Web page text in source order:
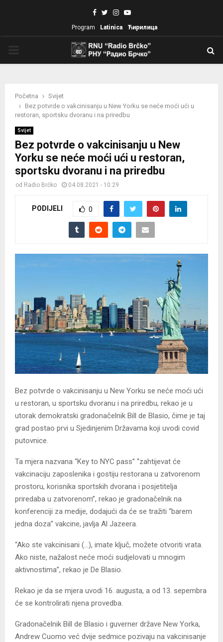
Facebook
TwitterInstagram
Youtube
Program Latinica Ћирилица
Početna
Svijet
Bez potvrde o vakcinisanju u New Yorku se neće moći ući u
restoran, sportsku dvoranu i na priredbu
Svijet
Bez potvrde o vakcinisanju u New
Yorku se neće moći ući u restoran,
sportsku dvoranu i na priredbu
od Radio Brčko 04.08.2021 - 10:29
PODIJELI 0
Bez potvrde o vakcinisanju u New Yorku se neće moći ući
u restoran, u sportsku dvoranu i na priredbu, rekao je u
utorak demokratski gradonačelnik Bill de Blasio, čime je taj
grad postao prvi u Sjedinjenim Državama koji uvodi covid
putovnice.
Ta mjera nazvana “Key to NYC pass” “zahtijevat će
vakcinaciju zaposlenika i gostiju restorana u zatvorenom
prostoru, korisnika sportskih dvorana i posjetitelja
priredaba u zatvorenom”, rekao je gradonačelnik na
konferenciji za medije, dodajući da će se tražiti “barem
jedna doza” vakcine, javlja Al Jazeera.
“Ako ste vakcinisani (…), imate ključ, možete otvoriti vrata.
Ako niste, nažalost neće moći sudjelovati u mnogim
aktivnostima”, rekao je De Blasio.
Rekao je da se mjera uvodi 16. augusta, a od 13. sepembra
će se kontrolirati njena provedba.
Gradonačelnik Bill de Blasio i guverner države New Yorka,
Andrew Cuomo već dvije sedmice pozivaju na vakcinisanje